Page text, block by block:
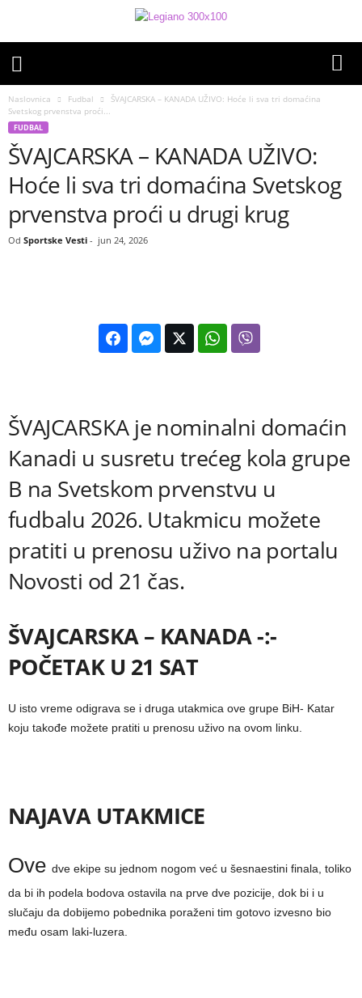
Naslovnica Fudbal
ŠVAJCARSKA – KANADA UŽIVO: Hoće li sva tri domaćina
Svetskog prvenstva proći...
FUDBAL
ŠVAJCARSKA – KANADA UŽIVO:
Hoće li sva tri domaćina Svetskog
prvenstva proći u drugi krug
Od Sportske Vesti - jun 24, 2026
ŠVAJCARSKA je nominalni domaćin
Kanadi u susretu trećeg kola grupe
B na Svetskom prvenstvu u
fudbalu 2026. Utakmicu možete
pratiti u prenosu uživo na portalu
Novosti od 21 čas.
ŠVAJCARSKA – KANADA -:-
POČETAK U 21 SAT
U isto vreme odigrava se i druga utakmica ove grupe BiH- Katar
koju takođe možete pratiti u prenosu uživo na ovom linku.
NAJAVA UTAKMICE
Ove dve ekipe su jednom nogom već u šesnaestini finala, toliko
da bi ih podela bodova ostavila na prve dve pozicije, dok bi i u
slučaju da dobijemo pobednika poraženi tim gotovo izvesno bio
među osam laki-luzera.